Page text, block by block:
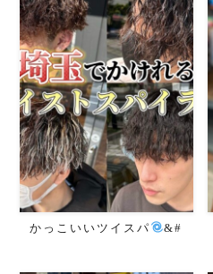
かっこいいツイスパ &#